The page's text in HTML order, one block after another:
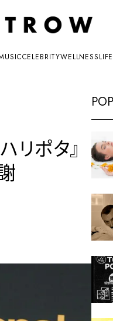
CELEBRITYWELLNESS
リポタ』